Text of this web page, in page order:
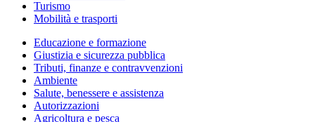
Turismo
Mobilità e trasporti
Educazione e formazione
Giustizia e sicurezza pubblica
Tributi, finanze e contravvenzioni
Ambiente
Salute, benessere e assistenza
Autorizzazioni
Agricoltura e pesca